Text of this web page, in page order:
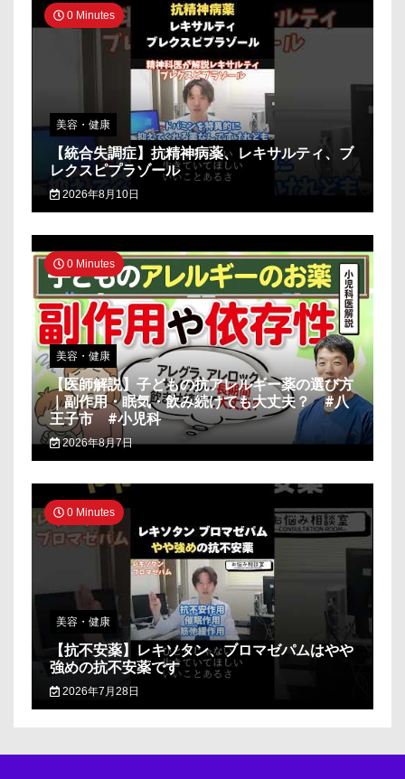
0 Minutes
美容・健康
【統合失調症】抗精神病薬、レキサルティ、ブ
レクスピプラゾール
2026年8月10日
0 Minutes
美容・健康
【医師解説】子どもの抗アレルギー薬の選び方
｜副作用・眠気・飲み続けても大丈夫？ #八
王子市 #小児科
2026年8月7日
0 Minutes
美容・健康
【抗不安薬】レキソタン、ブロマゼパムはやや
強めの抗不安薬です
2026年7月28日